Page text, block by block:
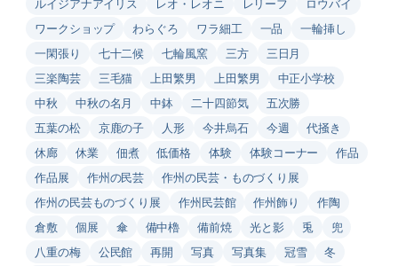
ワークショップ
わらぐろ ワラ細工 一品
一輪挿し
一閑張り
七十二候 七輪風窯 三方
三日月
三楽陶芸
三毛猫 上田繁男 上田繁男
中正小学校
中秋
中秋の名月 中鉢 二十四節気
五次勝
五葉の松
京鹿の子 人形 今井烏石 今週
代掻き
休廊
休業 佃煮 低価格 体験 体験コーナー
作品
作品展
作州の民芸
作州の民芸・ものづくり展
作州の民芸ものづくり展
作州民芸館 作州飾り
作陶
倉敷
個展 傘 備中櫓 備前焼 光と影 兎
兜
八重の梅
公民館 再開 写真 写真集 冠雪
冬